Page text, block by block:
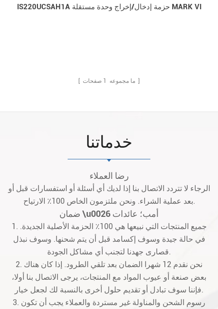
IS220UCSAH1A حزمة إدخال/إخراج وحدة مستقلة MARK VI
[ ما مجموعه 1 صفحات ]
خدماتنا
رضا العملاء
الرجاء لا تتردد الاتصال بنا إذا لديك أي أسئلة أو استفسارات قبل أو
بعد عملية الشراء. ونحن ملتزمون الخاص 100٪ الارتياح.
ضمان \u0026 أمب؛ عائدات
1. جميع المنتجات التي نبيعها هي 100٪ الحزمة الأصلية الجديدة.
في حالة جيدة وسوف إكسامد قبل أن يتم شحنها. وسوف نبذل
قصارى جهدنا لتجنب أي مشاكل الجودة.
2. نحن نقدم 12 شهرا الضمان بعد تلقي الطرود. إذا كان هناك
بعض صنعة أو عيوب المواد مع المنتجات، يرجى الاتصال بنا أولا،
فإننا سوف تبادل أو تقديم حلول أخرى بالنسبة لك لجعل خيار.
3. رسوم الشحن والمناولة غير مستردة والعملاء يجب أن تكون